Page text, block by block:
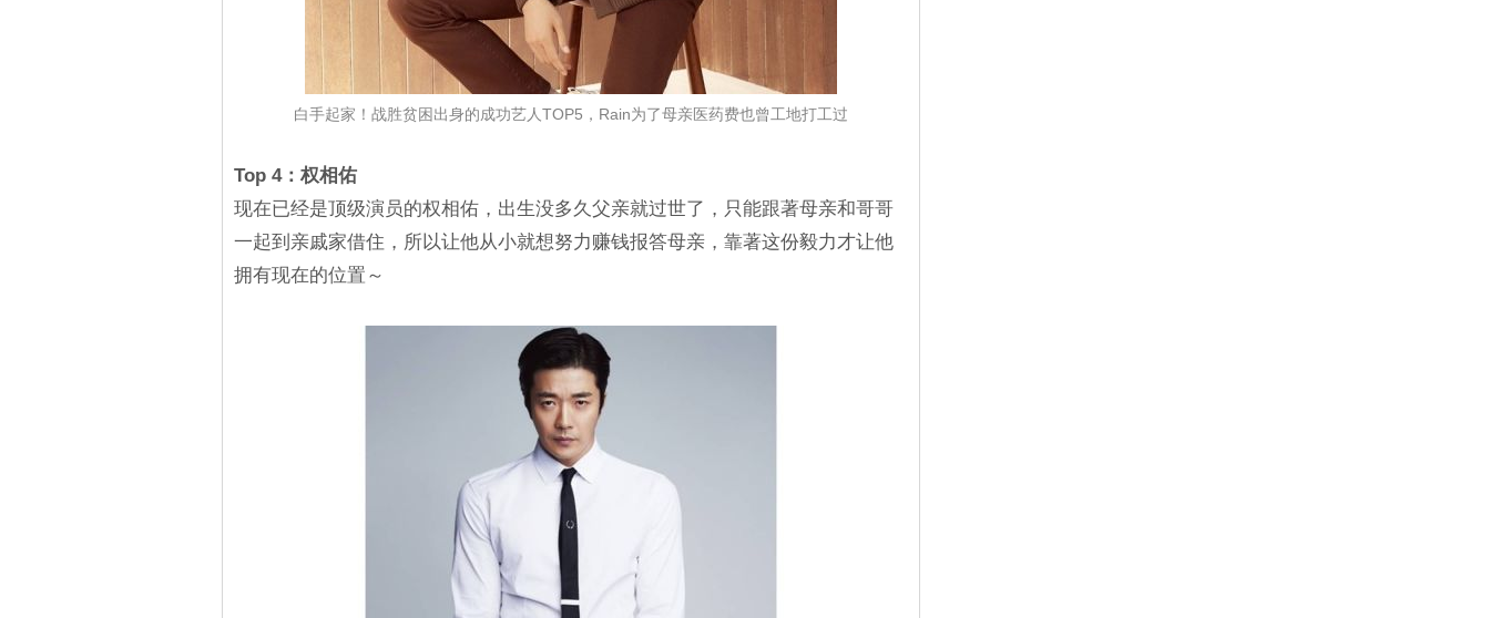
白手起家！战胜贫困出身的成功艺人TOP5，Rain为了母亲医药费也曾工地打工过
Top 4：权相佑
现在已经是顶级演员的权相佑，出生没多久父亲就过世了，只能跟著母亲和哥哥
一起到亲戚家借住，所以让他从小就想努力赚钱报答母亲，靠著这份毅力才让他
拥有现在的位置～